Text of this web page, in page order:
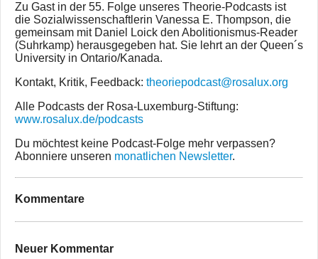
Zu Gast in der 55. Folge unseres Theorie-Podcasts ist
die Sozialwissenschaftlerin Vanessa E. Thompson, die
gemeinsam mit Daniel Loick den Abolitionismus-Reader
(Suhrkamp) herausgegeben hat. Sie lehrt an der Queen´s
University in Ontario/Kanada.
Kontakt, Kritik, Feedback: theoriepodcast@rosalux.org
Alle Podcasts der Rosa-Luxemburg-Stiftung:
www.rosalux.de/podcasts
Du möchtest keine Podcast-Folge mehr verpassen?
Abonniere unseren monatlichen Newsletter.
Kommentare
Neuer Kommentar